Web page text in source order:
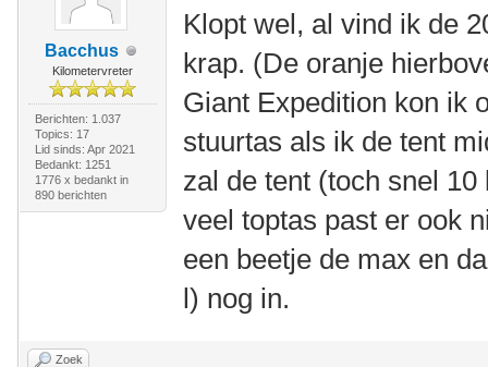
Bacchus
Kilometervreter
Berichten: 1.037
Topics: 17
Lid sinds: Apr 2021
Bedankt: 1251
1776 x bedankt in
890 berichten
Klopt wel, al vind ik de
krap. (De oranje
Giant Expedition kon ik
stuurtas als ik de tent
zal de tent (toch snel
veel toptas past er ook
een beetje de max en
l) nog in.
Zoek